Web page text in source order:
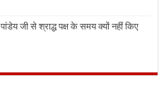
जी से श्राद्ध पक्ष के समय क्यों नहीं किए